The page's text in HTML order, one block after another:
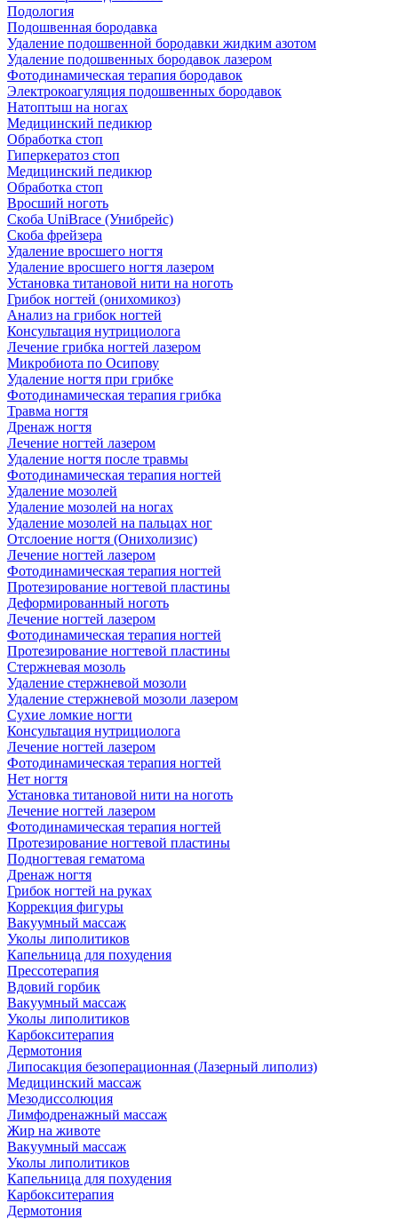
Подология
Подошвенная бородавка
Удаление подошвенной бородавки жидким азотом
Удаление подошвенных бородавок лазером
Фотодинамическая терапия бородавок
Электрокоагуляция подошвенных бородавок
Натоптыш на ногах
Медицинский педикюр
Обработка стоп
Гиперкератоз стоп
Медицинский педикюр
Обработка стоп
Вросший ноготь
Скоба UniBrace (Унибрейс)
Скоба фрейзера
Удаление вросшего ногтя
Удаление вросшего ногтя лазером
Установка титановой нити на ноготь
Грибок ногтей (онихомикоз)
Анализ на грибок ногтей
Консультация нутрициолога
Лечение грибка ногтей лазером
Микробиота по Осипову
Удаление ногтя при грибке
Фотодинамическая терапия грибка
Травма ногтя
Дренаж ногтя
Лечение ногтей лазером
Удаление ногтя после травмы
Фотодинамическая терапия ногтей
Удаление мозолей
Удаление мозолей на ногах
Удаление мозолей на пальцах ног
Отслоение ногтя (Онихолизис)
Лечение ногтей лазером
Фотодинамическая терапия ногтей
Протезирование ногтевой пластины
Деформированный ноготь
Лечение ногтей лазером
Фотодинамическая терапия ногтей
Протезирование ногтевой пластины
Стержневая мозоль
Удаление стержневой мозоли
Удаление стержневой мозоли лазером
Сухие ломкие ногти
Консультация нутрициолога
Лечение ногтей лазером
Фотодинамическая терапия ногтей
Нет ногтя
Установка титановой нити на ноготь
Лечение ногтей лазером
Фотодинамическая терапия ногтей
Протезирование ногтевой пластины
Подногтевая гематома
Дренаж ногтя
Грибок ногтей на руках
Коррекция фигуры
Вакуумный массаж
Уколы липолитиков
Капельница для похудения
Прессотерапия
Вдовий горбик
Вакуумный массаж
Уколы липолитиков
Карбокситерапия
Дермотония
Липосакция безоперационная (Лазерный липолиз)
Медицинский массаж
Мезодиссолюция
Лимфодренажный массаж
Жир на животе
Вакуумный массаж
Уколы липолитиков
Капельница для похудения
Карбокситерапия
Дермотония